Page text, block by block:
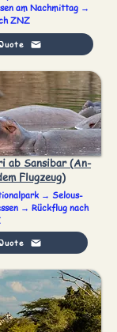
am Nachmittag →
ZNZ
ab Sansibar (An-
Flugzeug)
→ Selous-
→ Rückflug nach